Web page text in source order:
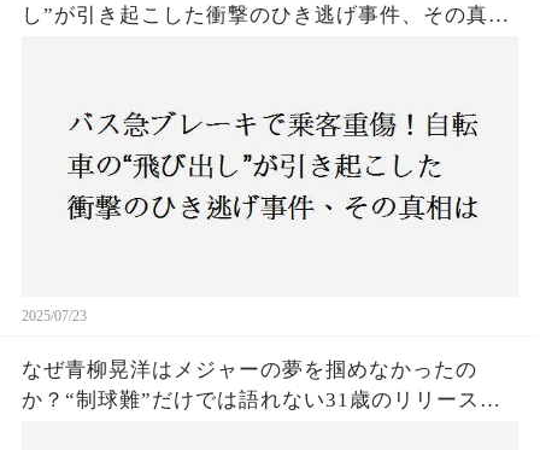
し”が引き起こした衝撃のひき逃げ事件、その真相
2025/07/23
なぜ青柳晃洋はメジャーの夢を掴めなかったの
か？“制球難”だけでは語れない31歳のリリース劇